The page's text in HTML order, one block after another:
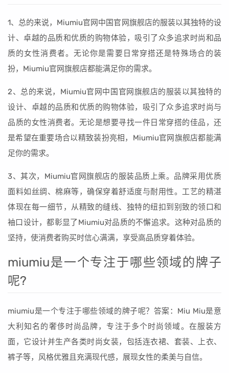
1、总的来说，Miumiu官网中国官网旗舰店的服装以其独特的设
计、卓越的品质和优质的购物体验，吸引了众多追求时尚和品
质的女性消费者。无论你是需要日常穿搭还是特殊场合的装
扮，Miumiu官网旗舰店都能满足你的需求。
2、总的来说，Miumiu官网中国官网旗舰店的服装以其独特的
设计、卓越的品质和优质的购物体验，吸引了众多追求时尚与
品质的女性消费者。无论是想要寻找一件日常穿搭的佳品，还
是希望在重要场合以精致装扮亮相，Miumiu官网旗舰店都能满
足你的需求。
3、其次，Miumiu官网旗舰店的服装品质上乘。品牌采用优质
面料如丝绸、棉麻等，确保穿着舒适度与耐用性。工艺的精湛
体现在每一细节，从精致的缝线、独特的纽扣到别致的领口和
袖口设计，都彰显了Miumiu对品质的不懈追求。这种对品质的
坚持，使消费者购买时信心满满，享受高品质穿着体验。
miumiu是一个专注于哪些领域的牌子
呢?
miumiu是一个专注于哪些领域的牌子呢？答案：Miu Miu是意
大利知名的奢侈时尚品牌，专注于多个时尚领域。在服装方
面，它设计并生产各类时尚女装，包括连衣裙、套装、上衣、
裤子等，风格优雅且充满现代感，展现女性的柔美与自信。